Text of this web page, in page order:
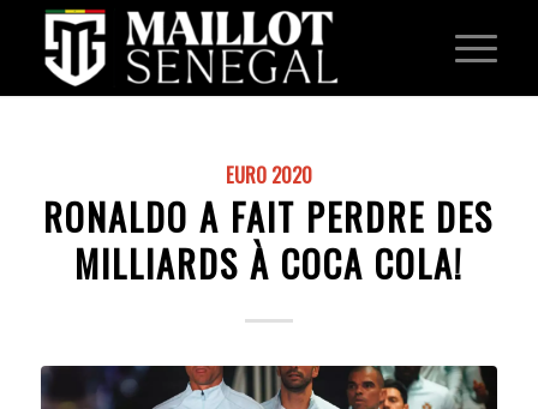
EURO 2020
RONALDO A FAIT PERDRE DES
MILLIARDS À COCA COLA!